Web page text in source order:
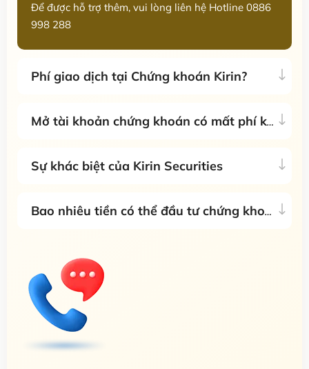
Để được hỗ trợ thêm, vui lòng liên hệ Hotline 0886
998 288
Phí giao dịch tại Chứng khoán Kirin?
Mở tài khoản chứng khoán có mất phí không?
Sự khác biệt của Kirin Securities
Bao nhiêu tiền có thể đầu tư chứng khoán